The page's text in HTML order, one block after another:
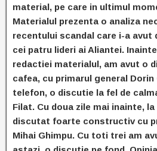
material, pe care in ultimul
Materialul prezenta o analiza
recentului scandal care i-a
cei patru lideri ai Aliantei.
redactiei materialul, am avut o
cafea, cu primarul general
telefon, o discutie la fel de
Filat. Cu doua zile mai inainte, la
discutat foarte constructiv cu
Mihai Ghimpu. Cu toti trei am